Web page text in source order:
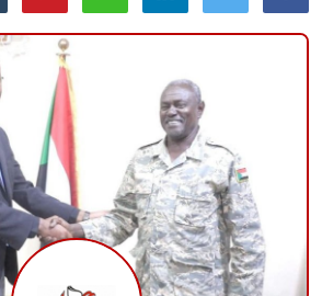
منوعات